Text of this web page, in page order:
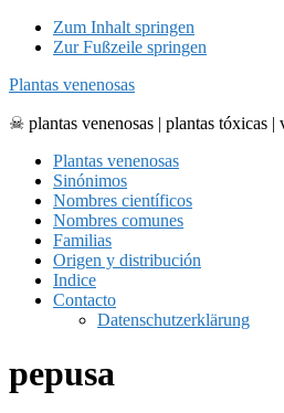
Zum Inhalt springen
Zur Fußzeile springen
Plantas venenosas
☠ plantas venenosas | plantas tóxicas |
Plantas venenosas
Sinónimos
Nombres científicos
Nombres comunes
Familias
Origen y distribución
Indice
Contacto
Datenschutzerklärung
pepusa